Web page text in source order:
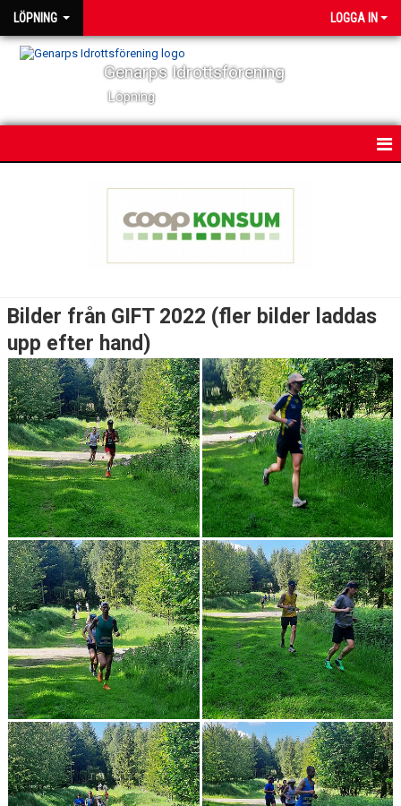
LÖPNING LOGGA IN
Genarps Idrottsförening
Löpning
BILDER - FOTOGRAF MAGNUS J
PM GIFT 2022
TIDIGARE ARRANGEMANG
VÅRA LÖPARE
POWER 60
KONTAKT
LÄNKAR
INTERNA TÄVLINGAR
GIFT GENARPS IF TRAIL 2026
ANMÄLAN TILL LÖPGRUPPEN
Bilder från GIFT 2022 (fler bilder laddas
upp efter hand)